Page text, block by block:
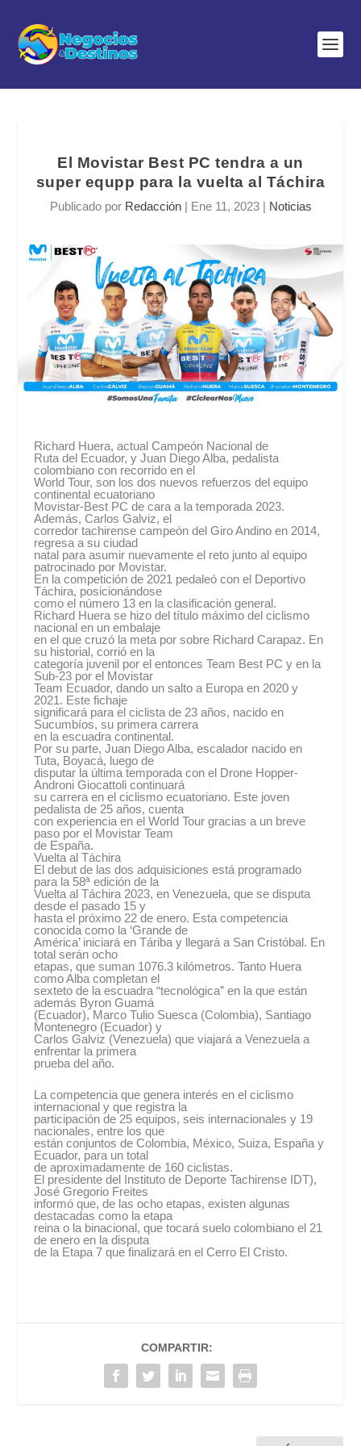
El Movistar Best PC tendra a un
super equpp para la vuelta al Táchira
Publicado por Redacción| Ene 11, 2023| Noticias
Richard Huera, actual Campeón Nacional de
Ruta del Ecuador, y Juan Diego Alba, pedalista
colombiano con recorrido en el
World Tour, son los dos nuevos refuerzos del equipo
continental ecuatoriano
Movistar-Best PC de cara a la temporada 2023.
Además, Carlos Galviz, el
corredor tachirense campeón del Giro Andino en 2014,
regresa a su ciudad
natal para asumir nuevamente el reto junto al equipo
patrocinado por Movistar.
En la competición de 2021 pedaleó con el Deportivo
Táchira, posicionándose
como el número 13 en la clasificación general.
Richard Huera se hizo del título máximo del ciclismo
nacional en un embalaje
en el que cruzó la meta por sobre Richard Carapaz. En
su historial, corrió en la
categoría juvenil por el entonces Team Best PC y en la
Sub-23 por el Movistar
Team Ecuador, dando un salto a Europa en 2020 y
2021. Este fichaje
significará para el ciclista de 23 años, nacido en
Sucumbíos, su primera carrera
en la escuadra continental.
Por su parte, Juan Diego Alba, escalador nacido en
Tuta, Boyacá, luego de
disputar la última temporada con el Drone Hopper-
Androni Giocattoli continuará
su carrera en el ciclismo ecuatoriano. Este joven
pedalista de 25 años, cuenta
con experiencia en el World Tour gracias a un breve
paso por el Movistar Team
de España.
Vuelta al Táchira
El debut de las dos adquisiciones está programado
para la 58ª edición de la
Vuelta al Táchira 2023, en Venezuela, que se disputa
desde el pasado 15 y
hasta el próximo 22 de enero. Esta competencia
conocida como la ‘Grande de
América’ iniciará en Táriba y llegará a San Cristóbal. En
total serán ocho
etapas, que suman 1076.3 kilómetros. Tanto Huera
como Alba completan el
sexteto de la escuadra “tecnológica” en la que están
además Byron Guamá
(Ecuador), Marco Tulio Suesca (Colombia), Santiago
Montenegro (Ecuador) y
Carlos Galviz (Venezuela) que viajará a Venezuela a
enfrentar la primera
prueba del año.
La competencia que genera interés en el ciclismo
internacional y que registra la
participación de 25 equipos, seis internacionales y 19
nacionales, entre los que
están conjuntos de Colombia, México, Suiza, España y
Ecuador, para un total
de aproximadamente de 160 ciclistas.
El presidente del Instituto de Deporte Tachirense IDT),
José Gregorio Freites
informó que, de las ocho etapas, existen algunas
destacadas como la etapa
reina o la binacional, que tocará suelo colombiano el 21
de enero en la disputa
de la Etapa 7 que finalizará en el Cerro El Cristo.
COMPARTIR: